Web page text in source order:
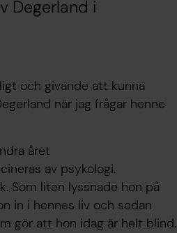
Degerland i
och givande att kunna
när jag frågar henne
året
av psykologi.
Som liten lyssnade hon på
in i hennes liv och sedan
gör att hon idag är helt blind.